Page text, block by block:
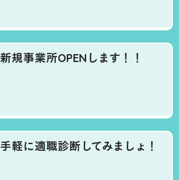
新規事業所OPENします！！
手軽に適職診断してみましょ！